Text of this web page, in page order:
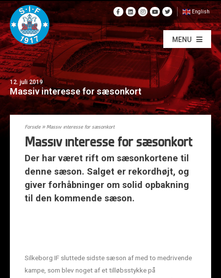
English
MENU
12. juli 2019
Massiv interesse for sæsonkort
Forside»Massiv interesse for sæsonkort
Massiv interesse for sæsonkort
Der har været rift om sæsonkortene til
denne sæson. Salget er rekordhøjt, og
giver forhåbninger om solid opbakning
til den kommende sæson.
Silkeborg IF sluttede sidste sæson af med to medrivende
kampe, som blev noget af et tilløbsstykke på